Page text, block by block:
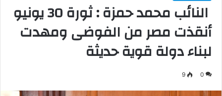
النائب محمد حمزة : ثورة 30 يونيو
أنقذت مصر من الفوضى ومهدت
لبناء دولة قوية حديثة
0
9